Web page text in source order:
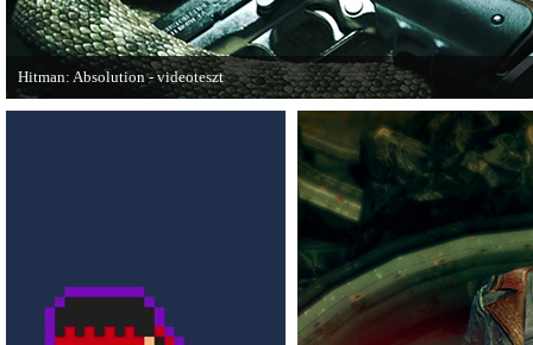
Hitman: Absolution - videoteszt
A PC Gurutól Bate és Chris mutatják be a legújabb Hitmant.